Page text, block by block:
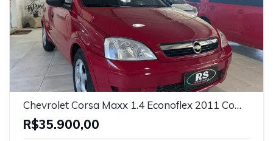
Chevrolet Corsa Maxx 1.4 Econoflex 2011 Completo
R$35.900,00